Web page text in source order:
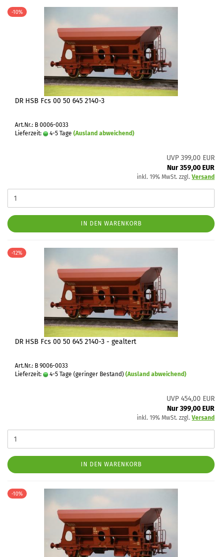
-10%
DR HSB Fcs 00 50 645 2140-3
Art.Nr.: B 0006-0033
Lieferzeit:
4-5 Tage (Ausland abweichend)
UVP 399,00 EUR
Nur 359,00 EUR
inkl. 19% MwSt. zzgl. Versand
IN DEN WARENKORB
-12%
DR HSB Fcs 00 50 645 2140-3 - gealtert
Art.Nr.: B 9006-0033
Lieferzeit:
4-5 Tage (geringer Bestand) (Ausland abweichend)
UVP 454,00 EUR
Nur 399,00 EUR
inkl. 19% MwSt. zzgl. Versand
IN DEN WARENKORB
-10%